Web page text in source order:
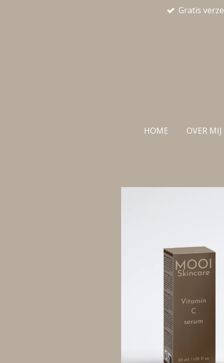
Gratis
HOME OVER MIJ